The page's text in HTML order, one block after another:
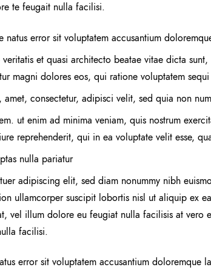
te feugait nulla facilisi.
natus error sit voluptatem accusantium
et quasi architecto beatae vitae dicta
magni dolores eos, qui ratione voluptatem
consectetur, adipisci velit, sed quia non
ut enim ad minima veniam, quis nostrum
reprehenderit, qui in ea voluptate velit esse,
nulla pariatur
adipiscing elit, sed diam nonummy nibh
ullamcorper suscipit lobortis nisl ut aliquip ex
vel illum dolore eu feugiat nulla facilisis at
facilisi.
error sit voluptatem accusantium